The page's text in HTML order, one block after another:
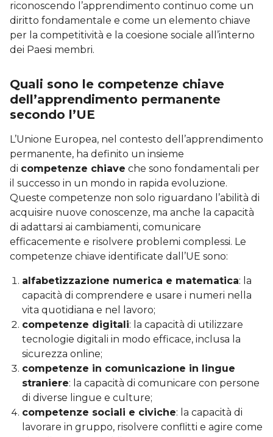
riconoscendo l’apprendimento continuo come un
diritto fondamentale e come un elemento chiave
per la competitività e la coesione sociale all’interno
dei Paesi membri.
Quali sono le competenze chiave
dell’apprendimento permanente
secondo l’UE
L’Unione Europea, nel contesto dell’apprendimento
permanente, ha definito un insieme
di competenze chiave che sono fondamentali per
il successo in un mondo in rapida evoluzione.
Queste competenze non solo riguardano l’abilità di
acquisire nuove conoscenze, ma anche la capacità
di adattarsi ai cambiamenti, comunicare
efficacemente e risolvere problemi complessi. Le
competenze chiave identificate dall’UE sono:
alfabetizzazione numerica e matematica: la
capacità di comprendere e usare i numeri nella
vita quotidiana e nel lavoro;
competenze digitali: la capacità di utilizzare
tecnologie digitali in modo efficace, inclusa la
sicurezza online;
competenze in comunicazione in lingue
straniere: la capacità di comunicare con persone
di diverse lingue e culture;
competenze sociali e civiche: la capacità di
lavorare in gruppo, risolvere conflitti e agire come